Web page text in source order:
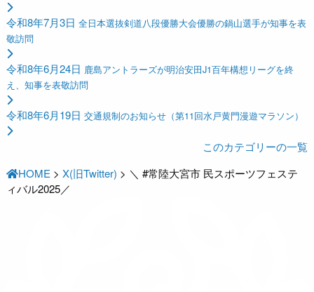
令和8年7月3日 全日本選抜剣道八段優勝大会優勝の鍋山選手が知事を表
敬訪問
令和8年6月24日 鹿島アントラーズが明治安田J1百年構想リーグを終
え、知事を表敬訪問
令和8年6月19日 交通規制のお知らせ（第11回水戸黄門漫遊マラソン）
このカテゴリーの一覧
HOME >X(旧Twitter) > ＼ #常陸大宮市 民スポーツフェステ
ィバル2025／